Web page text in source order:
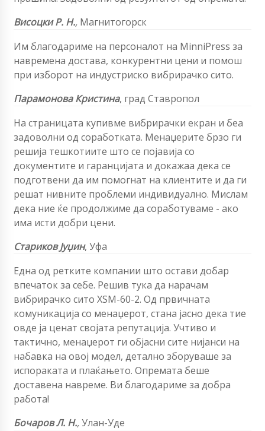
Висоцки Р. Н., Магнитогорск
Им благодариме на персоналот на MinniPress за
навремена достава, конкурентни цени и помош
при изборот на индустриско вибрирачко сито.
Парамонова Кристина, град Ставропол
На страницата купивме вибрирачки екран и беа
задоволни од соработката. Менаџерите брзо ги
решија тешкотиите што се појавија со
документите и гаранцијата и докажаа дека се
подготвени да им помогнат на клиентите и да ги
решат нивните проблеми индивидуално. Мислам
дека ние ќе продолжиме да соработуваме - ако
има исти добри цени.
Стариков Јуџин, Уфа
Една од ретките компании што остави добар
впечаток за себе. Решив тука да нарачам
вибрирачко сито XSM-60-2. Од првичната
комуникација со менаџерот, стана јасно дека тие
овде ја ценат својата репутација. Учтиво и
тактично, менаџерот ги објасни сите нијанси на
набавка на овој модел, детално зборуваше за
испораката и плаќањето. Опремата беше
доставена навреме. Ви благодариме за добра
работа!
Бочаров Л. Н.,Улан-Уде